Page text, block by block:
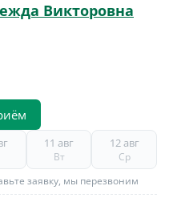
Викторовна
11 авг
Вт
12 авг
Ср
заявку, мы перезвоним